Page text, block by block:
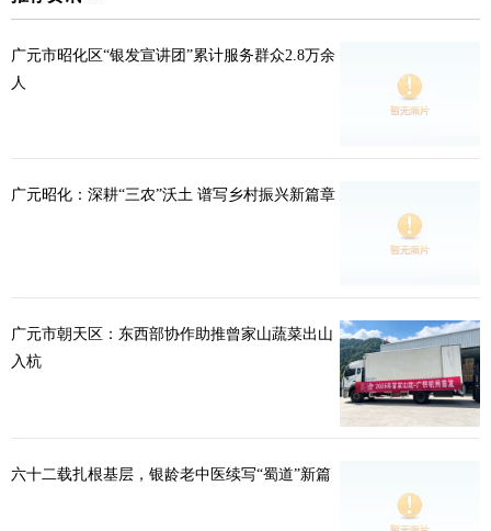
广元市昭化区“银发宣讲团”累计服务群众2.8万余
人
广元昭化：深耕“三农”沃土 谱写乡村振兴新篇章
广元市朝天区：东西部协作助推曾家山蔬菜出山
入杭
六十二载扎根基层，银龄老中医续写“蜀道”新篇